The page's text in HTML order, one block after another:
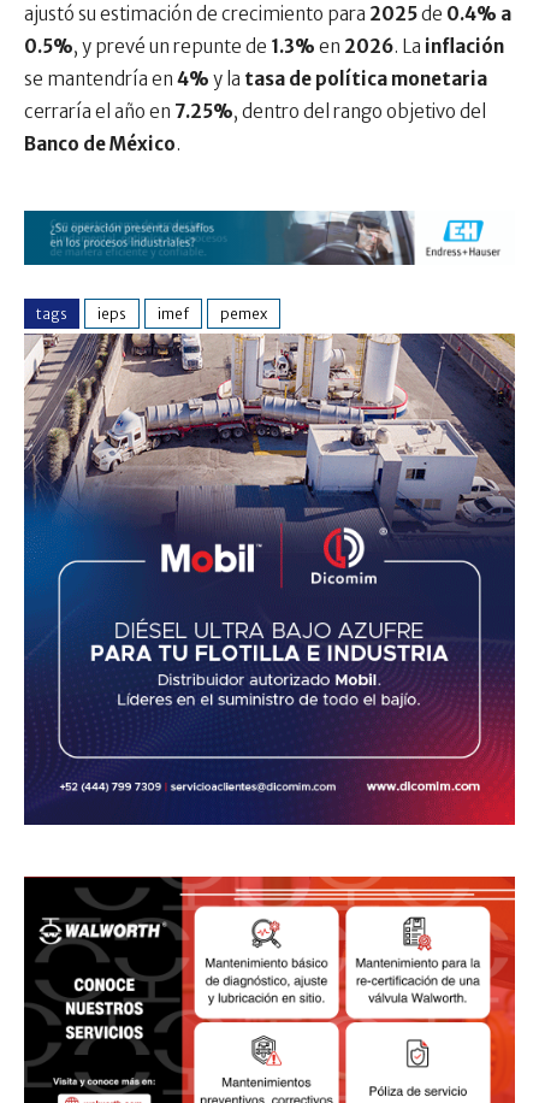
ajustó su estimación de crecimiento para 2025de 0.4% a
0.5%, y prevé un repunte de 1.3% en 2026. La inflación
se mantendría en 4% y la tasa de política monetaria
cerraría el año en 7.25%, dentro del rango objetivo del
Banco de México.
tags ieps imef pemex